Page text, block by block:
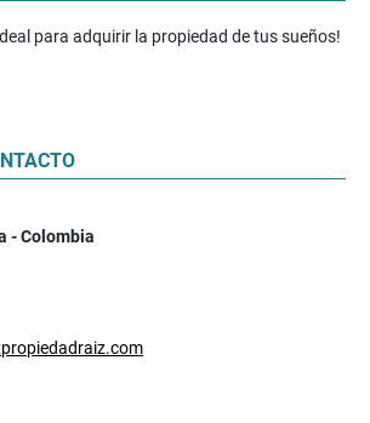
para adquirir la propiedad de tus sueños!
- Colombia